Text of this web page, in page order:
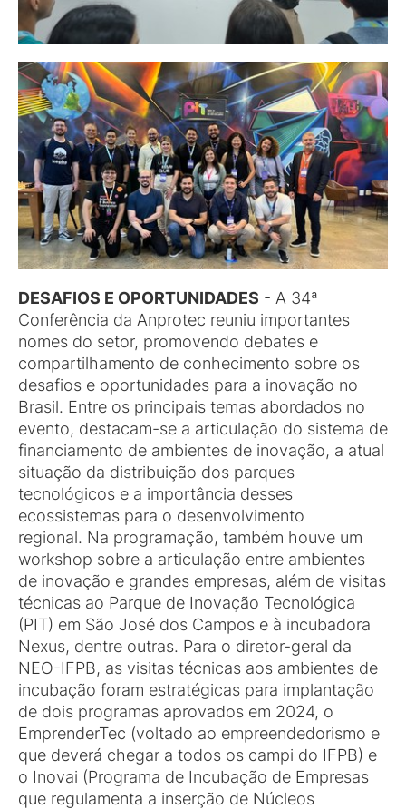
DESAFIOS E OPORTUNIDADES - A 34ª
Conferência da Anprotec reuniu importantes
nomes do setor, promovendo debates e
compartilhamento de conhecimento sobre os
desafios e oportunidades para a inovação no
Brasil. Entre os principais temas abordados no
evento, destacam-se a articulação do sistema de
financiamento de ambientes de inovação, a atual
situação da distribuição dos parques
tecnológicos e a importância desses
ecossistemas para o desenvolvimento
regional. Na programação, também houve um
workshop sobre a articulação entre ambientes
de inovação e grandes empresas, além de visitas
técnicas ao Parque de Inovação Tecnológica
(PIT) em São José dos Campos e à incubadora
Nexus, dentre outras. Para o diretor-geral da
NEO-IFPB, as visitas técnicas aos ambientes de
incubação foram estratégicas para implantação
de dois programas aprovados em 2024, o
EmprenderTec (voltado ao empreendedorismo e
que deverá chegar a todos os campi do IFPB) e
o Inovai (Programa de Incubação de Empresas
que regulamenta a inserção de Núcleos